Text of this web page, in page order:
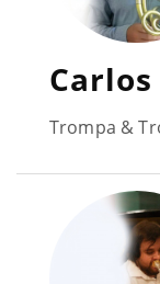
Trompa &